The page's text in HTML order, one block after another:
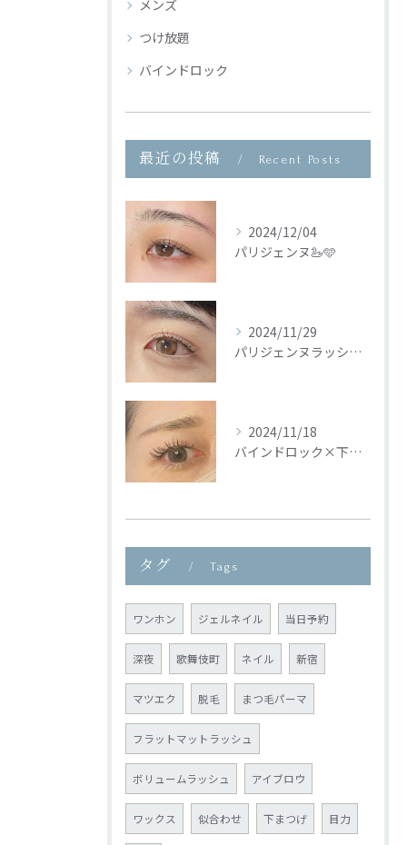
メンズ
つけ放題
バインドロック
最近の投稿 Recent Posts
2024/12/04
パリジェンヌ🦢🩵
2024/11/29
パリジェンヌラッシュリフト🦢🩵
2024/11/18
バインドロック×下まつ毛🦢🩵
タグ Tags
ワンホン ジェルネイル 当日予約
深夜 歌舞伎町 ネイル 新宿
マツエク 脱毛 まつ毛パーマ
フラットマットラッシュ
ボリュームラッシュ アイブロウ
ワックス 似合わせ 下まつげ 目力